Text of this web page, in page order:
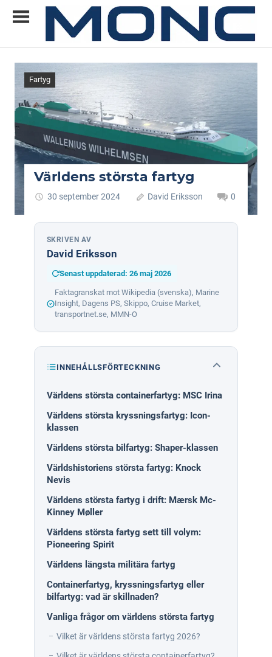
Allt
du
vill
veta
om
ny
teknik
Fartyg
Världens största fartyg
30 september 2024 David Eriksson 0
SKRIVEN AV
David Eriksson
Senast uppdaterad: 26 maj 2026
Faktagranskat mot Wikipedia (svenska), Marine
Insight, Dagens PS, Skippo, Cruise Market,
transportnet.se, MMN-O
INNEHÅLLSFÖRTECKNING
Världens största containerfartyg: MSC Irina
Världens största kryssningsfartyg: Icon-
klassen
Världens största bilfartyg: Shaper-klassen
Världshistoriens största fartyg: Knock
Nevis
Världens största fartyg i drift: Mærsk Mc-
Kinney Møller
Världens största fartyg sett till volym:
Pioneering Spirit
Världens längsta militära fartyg
Containerfartyg, kryssningsfartyg eller
bilfartyg: vad är skillnaden?
Vanliga frågor om världens största fartyg
Vilket är världens största fartyg 2026?